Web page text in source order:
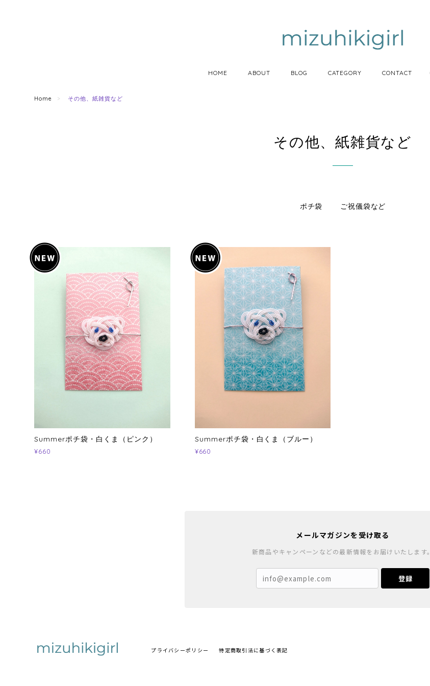
HOME ABOUT BLOG CATEGORY CONTACT
Home その他、紙雑貨など
その他、紙雑貨など
ポチ袋 ご祝儀袋など
Summerポチ袋・白くま（ピンク）
¥660
Summerポチ袋・白くま（ブルー）
¥660
メールマガジンを受け取る
新商品やキャンペーンなどの最新情報をお届けいたします。
登録
プライバシーポリシー 特定商取引法に基づく表記